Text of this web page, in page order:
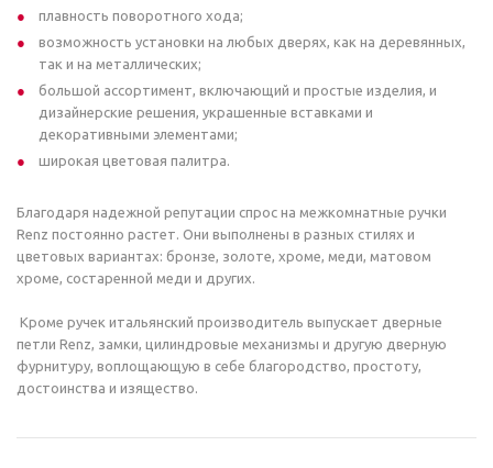
плавность поворотного хода;
возможность установки на любых дверях, как на деревянных,
так и на металлических;
большой ассортимент, включающий и простые изделия, и
дизайнерские решения, украшенные вставками и
декоративными элементами;
широкая цветовая палитра.
Благодаря надежной репутации спрос на межкомнатные ручки
Renz постоянно растет. Они выполнены в разных стилях и
цветовых вариантах: бронзе, золоте, хроме, меди, матовом
хроме, состаренной меди и других.
Кроме ручек итальянский производитель выпускает дверные
петли Renz, замки, цилиндровые механизмы и другую дверную
фурнитуру, воплощающую в себе благородство, простоту,
достоинства и изящество.